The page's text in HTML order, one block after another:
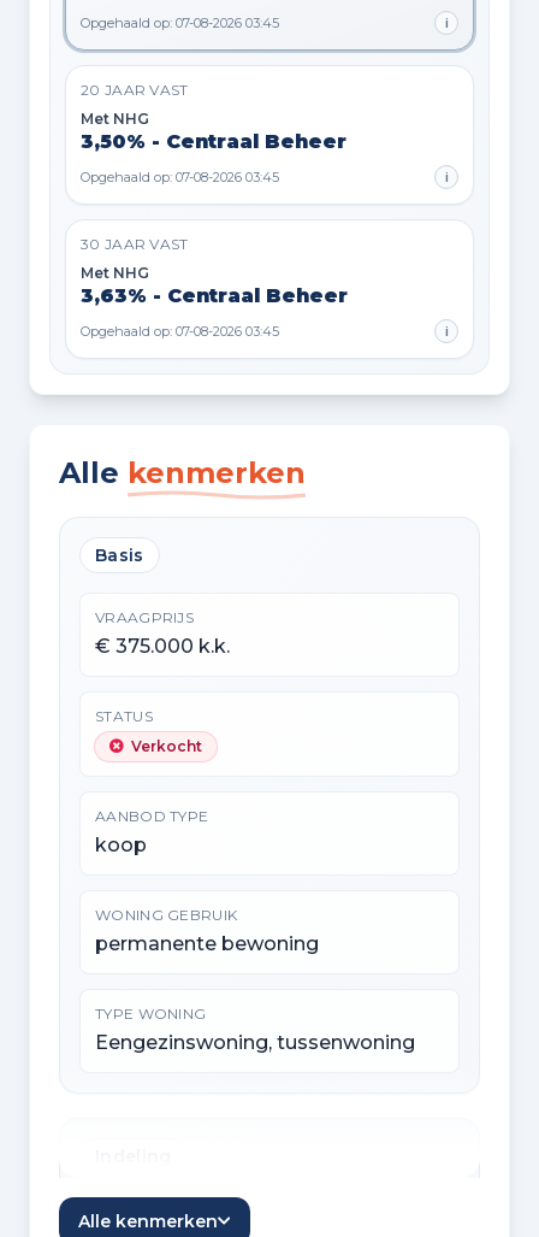
Opgehaald op: 07-08-2026 03:45 i
20 JAAR VAST
Met NHG
3,50% - Centraal Beheer
Opgehaald op: 07-08-2026 03:45 i
30 JAAR VAST
Met NHG
3,63% - Centraal Beheer
Opgehaald op: 07-08-2026 03:45 i
Alle kenmerken
Basis
VRAAGPRIJS
€ 375.000 k.k.
STATUS
Verkocht
AANBOD TYPE
koop
WONING GEBRUIK
permanente bewoning
TYPE WONING
Eengezinswoning, tussenwoning
KAMERS
Alle kenmerken